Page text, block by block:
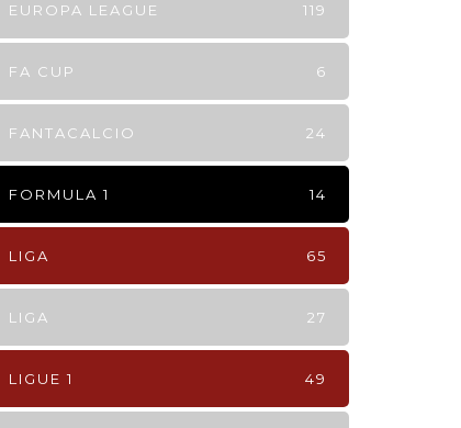
EUROPA LEAGUE 119
FA CUP 6
FANTACALCIO 24
FORMULA 1 14
LIGA 65
LIGA 27
LIGUE 1 49